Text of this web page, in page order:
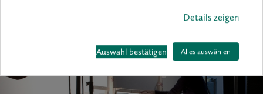
Details zeigen
Auswahl bestätigen Alles auswählen